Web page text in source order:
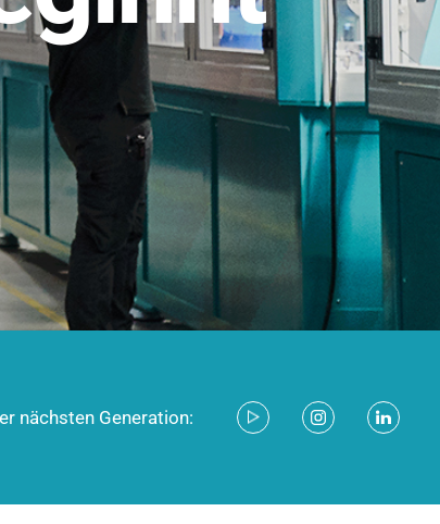
industrielle Anwendungen –
nächsten Generation: